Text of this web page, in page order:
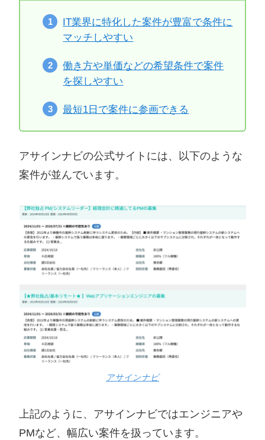
IT業界に特化した案件が豊富で条件に
マッチしやすい
働き方や単価などの希望条件で案件
を探しやすい
最短1日で案件に参画できる
アサインナビの公式サイトには、以下のような
案件が並んでいます。
アサインナビ
上記のように、アサインナビではエンジニアや
PMなど、幅広い案件を扱っています。